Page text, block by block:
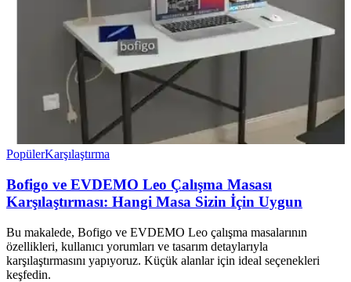
PopülerKarşılaştırma
Bofigo ve EVDEMO Leo Çalışma Masası
Karşılaştırması: Hangi Masa Sizin İçin Uygun
Bu makalede, Bofigo ve EVDEMO Leo çalışma masalarının
özellikleri, kullanıcı yorumları ve tasarım detaylarıyla
karşılaştırmasını yapıyoruz. Küçük alanlar için ideal seçenekleri
keşfedin.